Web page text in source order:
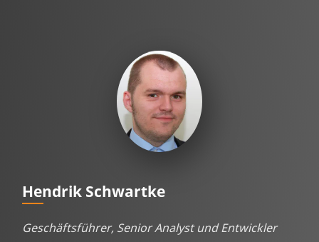
Hendrik Schwartke
Geschäftsführer, Senior Analyst und Entwickler